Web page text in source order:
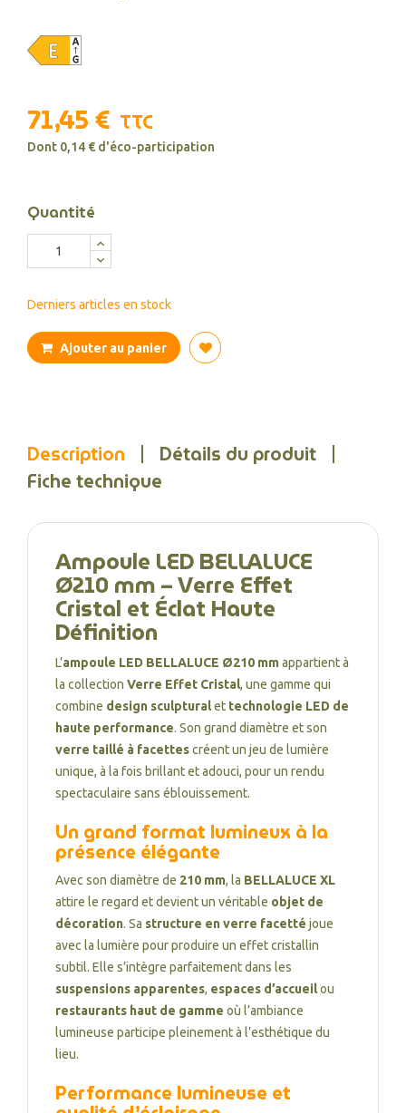
71,45 € TTC
Dont 0,14 € d'éco-participation
Quantité
Derniers articles en stock
Ajouter au panier
Description
Détails du produit
Fiche technique
Ampoule LED BELLALUCE
Ø210 mm – Verre Effet
Cristal et Éclat Haute
Définition
L’ampoule LED BELLALUCE Ø210 mmappartient à
la collection Verre Effet Cristal, une gamme qui
combine design sculpturalet technologie LED de
haute performance. Son grand diamètre et son
verre taillé à facettescréent un jeu de lumière
unique, à la fois brillant et adouci, pour un rendu
spectaculaire sans éblouissement.
Un grand format lumineux à la
présence élégante
Avec son diamètre de 210 mm, la BELLALUCE XL
attire le regard et devient un véritable objet de
décoration. Sa structure en verre facetté joue
avec la lumière pour produire un effet cristallin
subtil. Elle s’intègre parfaitement dans les
suspensions apparentes, espaces d’accueilou
restaurants haut de gamme où l’ambiance
lumineuse participe pleinement à l’esthétique du
lieu.
Performance lumineuse et